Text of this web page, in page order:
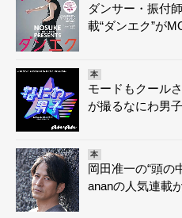
ダンサー・振付
載“ダンエク”が
本
モードもクール
が撮るなにわ男
本
岡田准一の“頭の
ananの人気連載